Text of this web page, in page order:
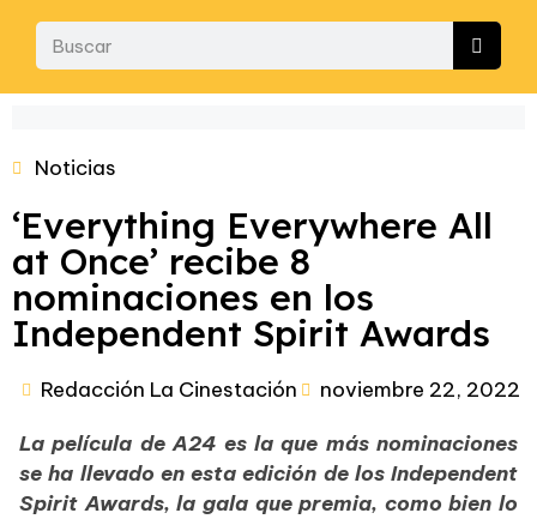
Noticias
‘Everything Everywhere All
at Once’ recibe 8
nominaciones en los
Independent Spirit Awards
Redacción La Cinestación noviembre 22, 2022
La película de A24 es la que más nominaciones
se ha llevado en esta edición de los Independent
Spirit Awards, la gala que premia, como bien lo